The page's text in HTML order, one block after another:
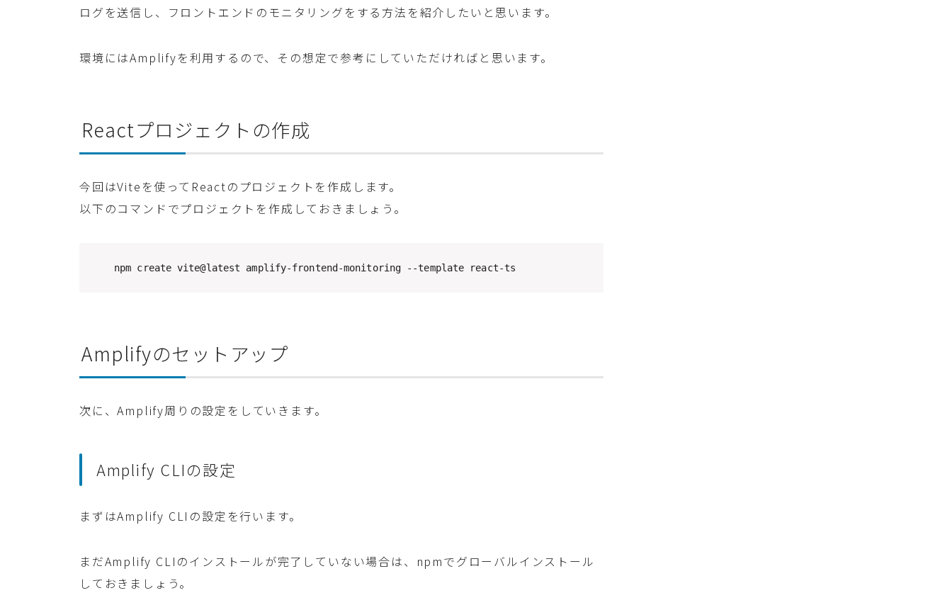
ログを送信し、フロントエンドのモニタリングをする方法を紹介したいと思います。
環境にはAmplifyを利用するので、その想定で参考にしていただければと思います。
Reactプロジェクトの作成
今回はViteを使ってReactのプロジェクトを作成します。
以下のコマンドでプロジェクトを作成しておきましょう。
npm create vite@latest amplify-frontend-monitoring --template react-ts
Amplifyのセットアップ
次に、Amplify周りの設定をしていきます。
Amplify CLIの設定
まずはAmplify CLIの設定を行います。
まだAmplify CLIのインストールが完了していない場合は、npmでグローバルインストール
しておきましょう。